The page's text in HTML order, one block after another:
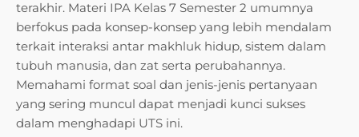
terakhir. Materi IPA Kelas 7 Semester 2 umumnya
berfokus pada konsep-konsep yang lebih mendalam
terkait interaksi antar makhluk hidup, sistem dalam
tubuh manusia, dan zat serta perubahannya.
Memahami format soal dan jenis-jenis pertanyaan
yang sering muncul dapat menjadi kunci sukses
dalam menghadapi UTS ini.